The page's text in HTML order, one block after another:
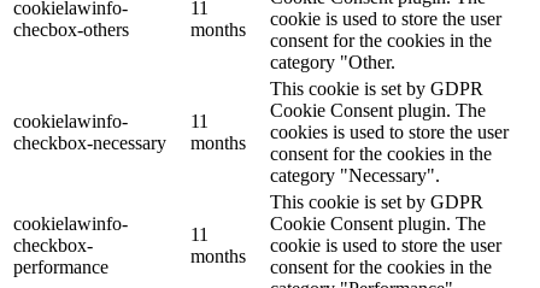
cookielawinfo-
checbox-others
11
months
cookie is used to store the user
consent for the cookies in the
category "Other.
cookielawinfo-
checkbox-necessary
11
months
This cookie is set by GDPR
Cookie Consent plugin. The
cookies is used to store the user
consent for the cookies in the
category "Necessary".
cookielawinfo-
checkbox-
performance
11
months
This cookie is set by GDPR
Cookie Consent plugin. The
cookie is used to store the user
consent for the cookies in the